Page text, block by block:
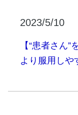
2023/5/10
【“患者さん
より服用しや